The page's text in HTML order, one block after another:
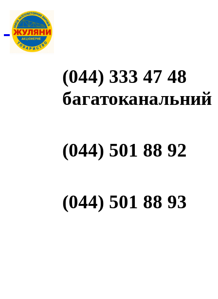
(044) 333 47 48
багатоканальний
(044) 501 88 92
(044) 501 88 93